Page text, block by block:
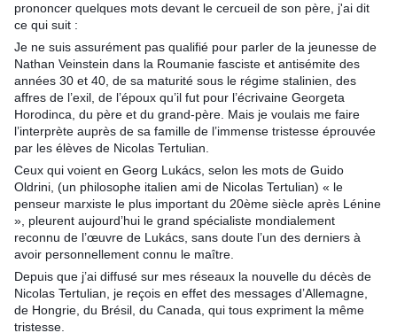
prononcer quelques mots devant le cercueil de son père, j'ai dit
ce qui suit :
Je ne suis assurément pas qualifié pour parler de la jeunesse de
Nathan Veinstein dans la Roumanie fasciste et antisémite des
années 30 et 40, de sa maturité sous le régime stalinien, des
affres de l’exil, de l’époux qu’il fut pour l’écrivaine Georgeta
Horodinca, du père et du grand-père. Mais je voulais me faire
l’interprète auprès de sa famille de l’immense tristesse éprouvée
par les élèves de Nicolas Tertulian.
Ceux qui voient en Georg Lukács, selon les mots de Guido
Oldrini, (un philosophe italien ami de Nicolas Tertulian) « le
penseur marxiste le plus important du 20ème siècle après Lénine
», pleurent aujourd’hui le grand spécialiste mondialement
reconnu de l’œuvre de Lukács, sans doute l’un des derniers à
avoir personnellement connu le maître.
Depuis que j’ai diffusé sur mes réseaux la nouvelle du décès de
Nicolas Tertulian, je reçois en effet des messages d’Allemagne,
de Hongrie, du Brésil, du Canada, qui tous expriment la même
tristesse.